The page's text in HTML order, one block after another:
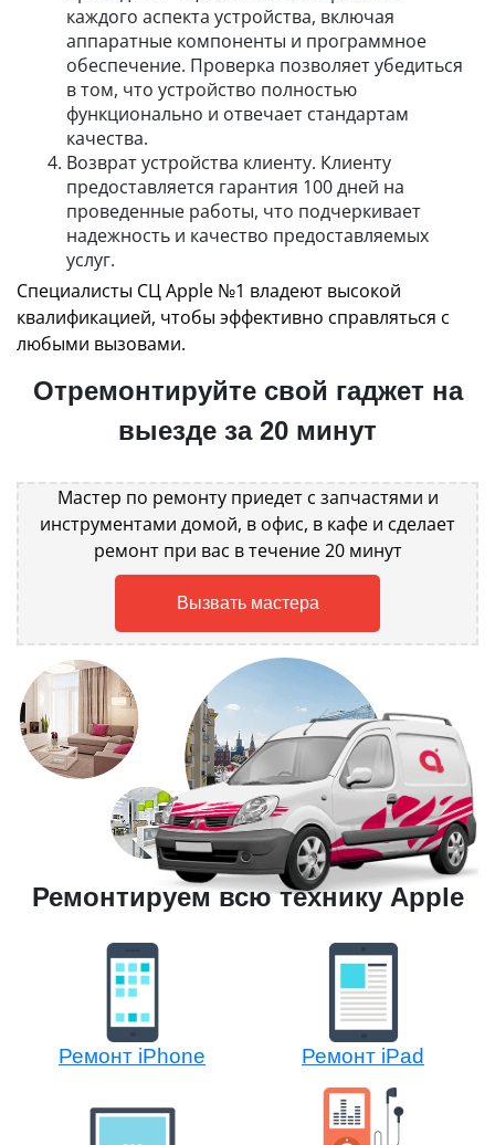
каждого аспекта устройства, включая
аппаратные компоненты и программное
обеспечение. Проверка позволяет убедиться
в том, что устройство полностью
функционально и отвечает стандартам
качества.
Возврат устройства клиенту. Клиенту
предоставляется гарантия 100 дней на
проведенные работы, что подчеркивает
надежность и качество предоставляемых
услуг.
Специалисты СЦ Apple №1 владеют высокой
квалификацией, чтобы эффективно справляться с
любыми вызовами.
Отремонтируйте свой гаджет на
выезде за 20 минут
Мастер по ремонту приедет с запчастями и
инструментами домой, в офис, в кафе и сделает
ремонт при вас в течение 20 минут
Вызвать мастера
Ремонтируем всю технику Apple
Ремонт iPhone Ремонт iPad